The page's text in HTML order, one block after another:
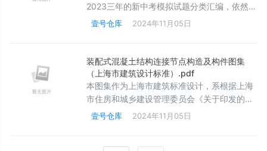
参考学习。学生可以结合自身学习情况，有针
对性地选择不同的模块加强训练，并
2023三年的新中考模拟试题分类汇编，依然按
照原来的分类模块，但对不同年份中同类题目
凸显重难点和考点的试题，为广大师生节省了
资料搜集的时间。读者可根据自己的实际情
况，选择自己薄弱的专项进行强化的精准训练
《2022—2024 上海新中考试题分类汇编（合
订本）数学》包括14个专题
壹号仓库 2024年11月05日
装配式混凝土结构连接节点构造及构件图集
（上海市建筑设计标准）.pdf
本图集作为上海市建筑标准设计，系根据上海
市住房和城乡建设管理委员会《关于印发的通
知》要求，在《装配式混凝土构件图集》和
壹号仓库 2024年11月05日